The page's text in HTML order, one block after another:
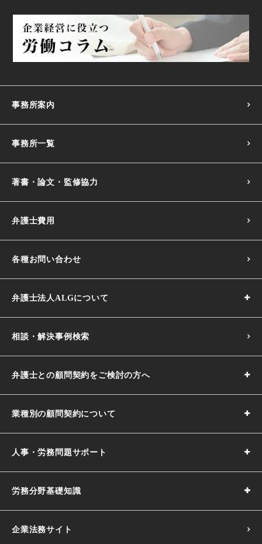
事務所案内
事務所一覧
著書・論文・監修協力
弁護士費用
各種お問い合わせ
弁護士法人ALGについて
相談・解決事例検索
弁護士との顧問契約をご検討の方へ
業種別の顧問契約について
人事・労務問題サポート
労務分野基礎知識
企業法務サイト